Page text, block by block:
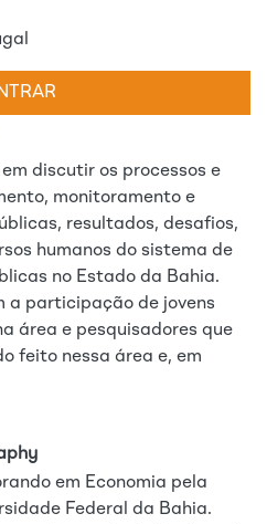
discutir os processos e
monitoramento e
resultados, desafios,
humanos do sistema de
no Estado da Bahia.
a participação de jovens
área e pesquisadores que
feito nessa área e, em
em Economia pela
Federal da Bahia.